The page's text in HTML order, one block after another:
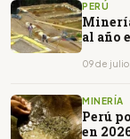
PERÚ
al año
09 de
MINERÍA
Perú
en